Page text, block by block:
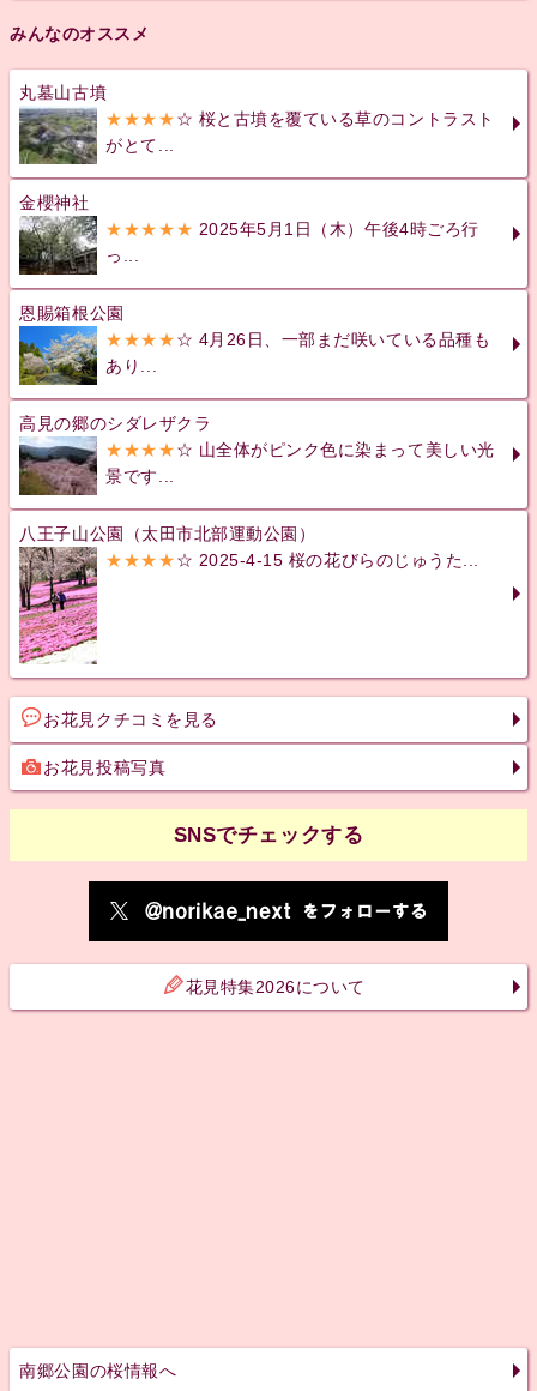
みんなのオススメ
丸墓山古墳
★★★★☆ 桜と古墳を覆ている草のコントラスト
がとて...
金櫻神社
★★★★★ 2025年5月1日（木）午後4時ごろ行
っ...
恩賜箱根公園
★★★★☆ 4月26日、一部まだ咲いている品種も
あり...
高見の郷のシダレザクラ
★★★★☆ 山全体がピンク色に染まって美しい光
景です...
八王子山公園（太田市北部運動公園）
★★★★☆ 2025-4-15 桜の花びらのじゅうた...
お花見クチコミを見る
お花見投稿写真
SNSでチェックする
花見特集2026について
南郷公園の桜情報へ